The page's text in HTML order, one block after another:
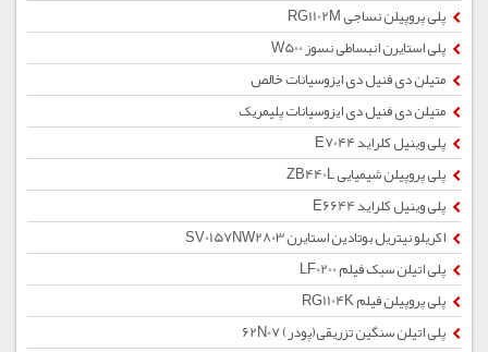
پلی پروپیلن نساجی RG1102M
پلی استایرن انبساطی نسوز W500
متیلن دی فنیل دی ایزوسیانات خالص
متیلن دی فنیل دی ایزوسیانات پلیمریک
پلی وینیل کلراید E7044
پلی پروپیلن شیمیایی ZB440L
پلی وینیل کلراید E6644
اکریلو نیتریل بوتادین استایرن SV0157NW2803
پلی اتیلن سبک فیلم LF0200
پلی پروپیلن فیلم RG1104K
پلی اتیلن سنگین تزریقی(پودر) 62N07